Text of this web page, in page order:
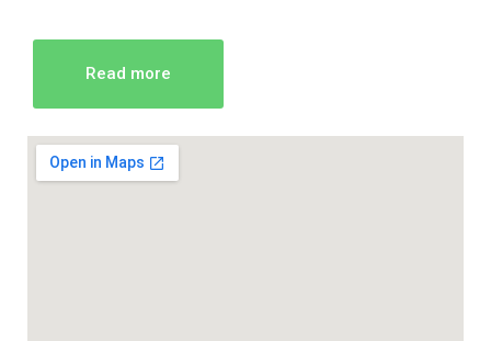
Az utolsó FA-kupa döntőt 2000. május 20-án
játszották.
az új 90 000 férőhelyes stadiont 2007 Július 7.-én
Read more